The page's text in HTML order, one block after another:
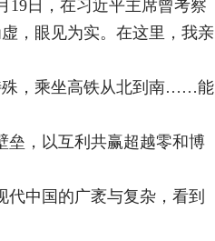
19日，在习近平主席曾考察
，眼见为实。在这里，我亲
殊，乘坐高铁从北到南……能
垒，以互利共赢超越零和博
中国的广袤与复杂，看到